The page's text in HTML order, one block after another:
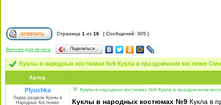
Страница 1 из 16 [ Сообщений: 305 ]
Версия для печати Поделиться…
Куклы в народных костюмах №9 Кукла в праздничном костюме
Автор
Plyushka
Лидер раздела Куклы в
Народных Костюмах
Куклы в народных костюмах №9 Кукла в праздничном
Куклы в народных костюмах №9 Кукла в